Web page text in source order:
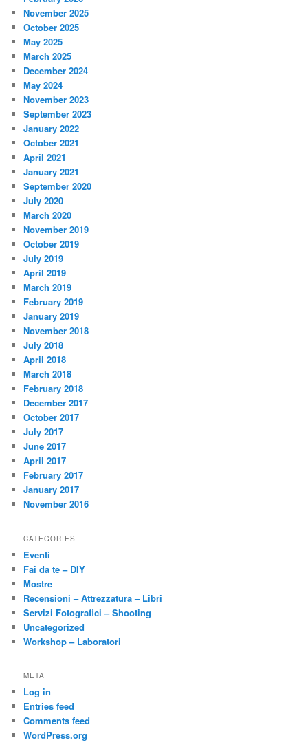
November 2025
October 2025
May 2025
March 2025
December 2024
May 2024
November 2023
September 2023
January 2022
October 2021
April 2021
January 2021
September 2020
July 2020
March 2020
November 2019
October 2019
July 2019
April 2019
March 2019
February 2019
January 2019
November 2018
July 2018
April 2018
March 2018
February 2018
December 2017
October 2017
July 2017
June 2017
April 2017
February 2017
January 2017
November 2016
CATEGORIES
Eventi
Fai da te – DIY
Mostre
Recensioni – Attrezzatura – Libri
Servizi Fotografici – Shooting
Uncategorized
Workshop – Laboratori
META
Log in
Entries feed
Comments feed
WordPress.org